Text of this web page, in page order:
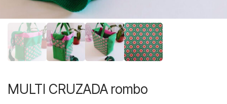
MULTI CRUZADA rombo